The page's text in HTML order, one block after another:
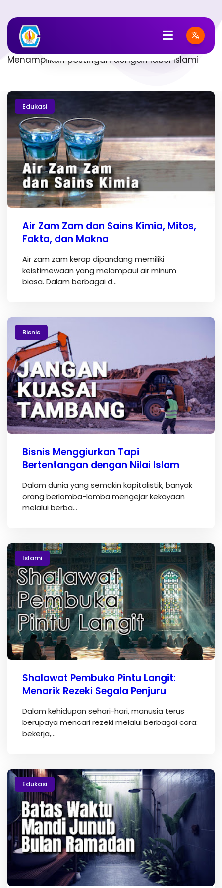
Islami
Menampilkan postingan dengan labelIslami
Edukasi
Air Zam Zam dan Sains Kimia, Mitos,
Fakta, dan Makna
Air zam zam kerap dipandang memiliki
keistimewaan yang melampaui air minum
biasa. Dalam berbagai d…
Bisnis
Bisnis Menggiurkan Tapi
Bertentangan dengan Nilai Islam
Dalam dunia yang semakin kapitalistik, banyak
orang berlomba-lomba mengejar kekayaan
melalui berba…
Islami
Shalawat Pembuka Pintu Langit:
Menarik Rezeki Segala Penjuru
Dalam kehidupan sehari-hari, manusia terus
berupaya mencari rezeki melalui berbagai cara:
bekerja,…
Edukasi